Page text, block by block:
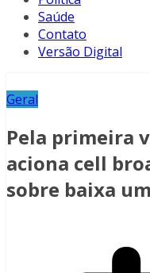
Saúde
Contato
Versão Digital
Geral
Pela primeira
aciona cell
sobre baixa